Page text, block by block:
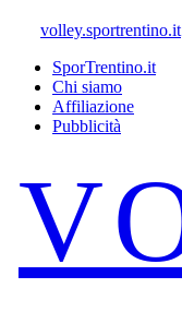
volley.sportrentino.it
SporTrentino.it
Chi siamo
Affiliazione
Pubblicità